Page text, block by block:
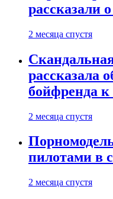
рассказали
2 месяца спустя
рассказала
бойфренда к
2 месяца спустя
Порномодель
пилотами в
2 месяца спустя